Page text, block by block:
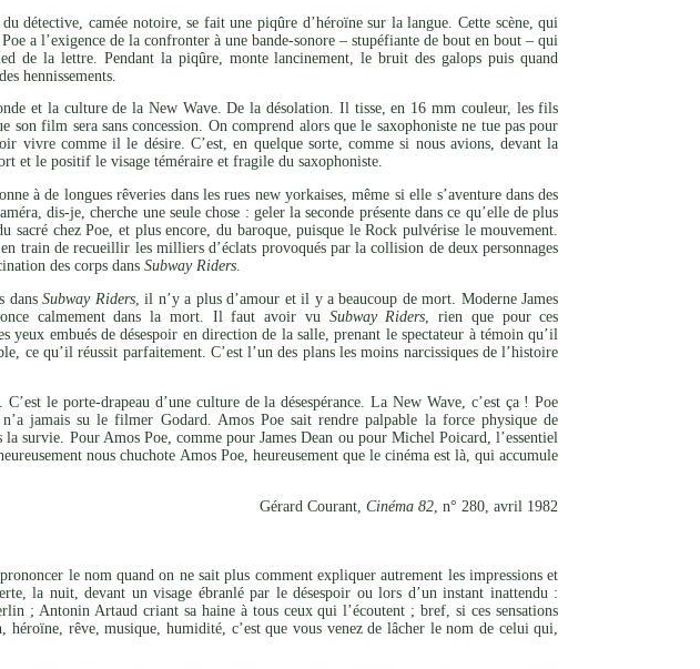
détective, camée notoire, se fait une piqûre d’héroïne sur la langue. Cette scène, qui
. Poe a l’exigence de la confronter à une bande-sonore – stupéfiante de bout en bout – qui
de la lettre. Pendant la piqûre, monte lancinement, le bruit des galops puis quand
hennissements.
et la culture de la New Wave. De la désolation. Il tisse, en 16 mm couleur, les fils
son film sera sans concession. On comprend alors que le saxophoniste ne tue pas pour
vivre comme il le désire. C’est, en quelque sorte, comme si nous avions, devant la
et le positif le visage téméraire et fragile du saxophoniste.
à de longues rêveries dans les rues new yorkaises, même si elle s’aventure dans des
dis-je, cherche une seule chose : geler la seconde présente dans ce qu’elle de plus
chez Poe, et plus encore, du baroque, puisque le Rock pulvérise le mouvement.
en train de recueillir les milliers d’éclats provoqués par la collision de deux personnages
des corps dansSubway Riders
dansSubway Riders, il n’y a plus d’amour et il y a beaucoup de mort. Moderne James
calmement dans la mort. Il faut avoir vu Subway Riders , rien que pour ces
embués de désespoir en direction de la salle, prenant le spectateur à témoin qu’il
ce qu’il réussit parfaitement. C’est l’un des plans les moins narcissiques de l’histoire
le porte-drapeau d’une culture de la désespérance. La New Wave, c’est ça ! Poe
jamais su le filmer Godard. Amos Poe sait rendre palpable la force physique de
survie. Pour Amos Poe, comme pour James Dean ou pour Michel Poicard, l’essentiel
nous chuchote Amos Poe, heureusement que le cinéma est là, qui accumule
Gérard Courant,Cinéma 82 , n° 280, avril 1982
le nom quand on ne sait plus comment expliquer autrement les impressions et
la nuit, devant un visage ébranlé par le désespoir ou lors d’un instant inattendu :
; Antonin Artaud criant sa haine à tous ceux qui l’écoutent ; bref, si ces sensations
rêve, musique, humidité, c’est que vous venez de lâcher le nom de celui qui,